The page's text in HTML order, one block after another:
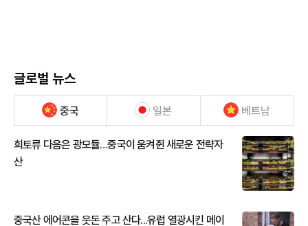
글로벌 뉴스
중국 일본 베트남
희토류 다음은 광모듈…중국이 움켜쥔 새로운 전략자
산
중국산 에어콘을 웃돈 주고 산다...유럽 열광시킨 메이